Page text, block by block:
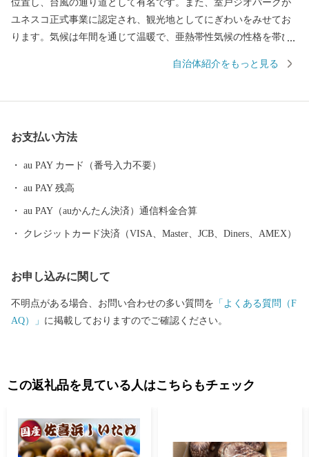
位置し、台風の通り道として有名です。また、室戸ジオパークが
ユネスコ正式事業に認定され、観光地としてにぎわいをみせてお
ります。気候は年間を通じて温暖で、亜熱帯性気候の性格を帯び
温多湿な特徴をみせビワをはじめ作物の栽培には絶好です。他に
自治体紹介をもっと見る
お支払い方法
au PAY カード（番号入力不要）
au PAY 残高
au PAY（auかんたん決済）通信料金合算
クレジットカード決済（VISA、Master、JCB、Diners、AMEX）
お申し込みに関して
不明点がある場合、お問い合わせの多い質問を 「よくある質問（F
AQ）」 に掲載しておりますのでご確認ください。
この返礼品を見ている人はこちらもチェック